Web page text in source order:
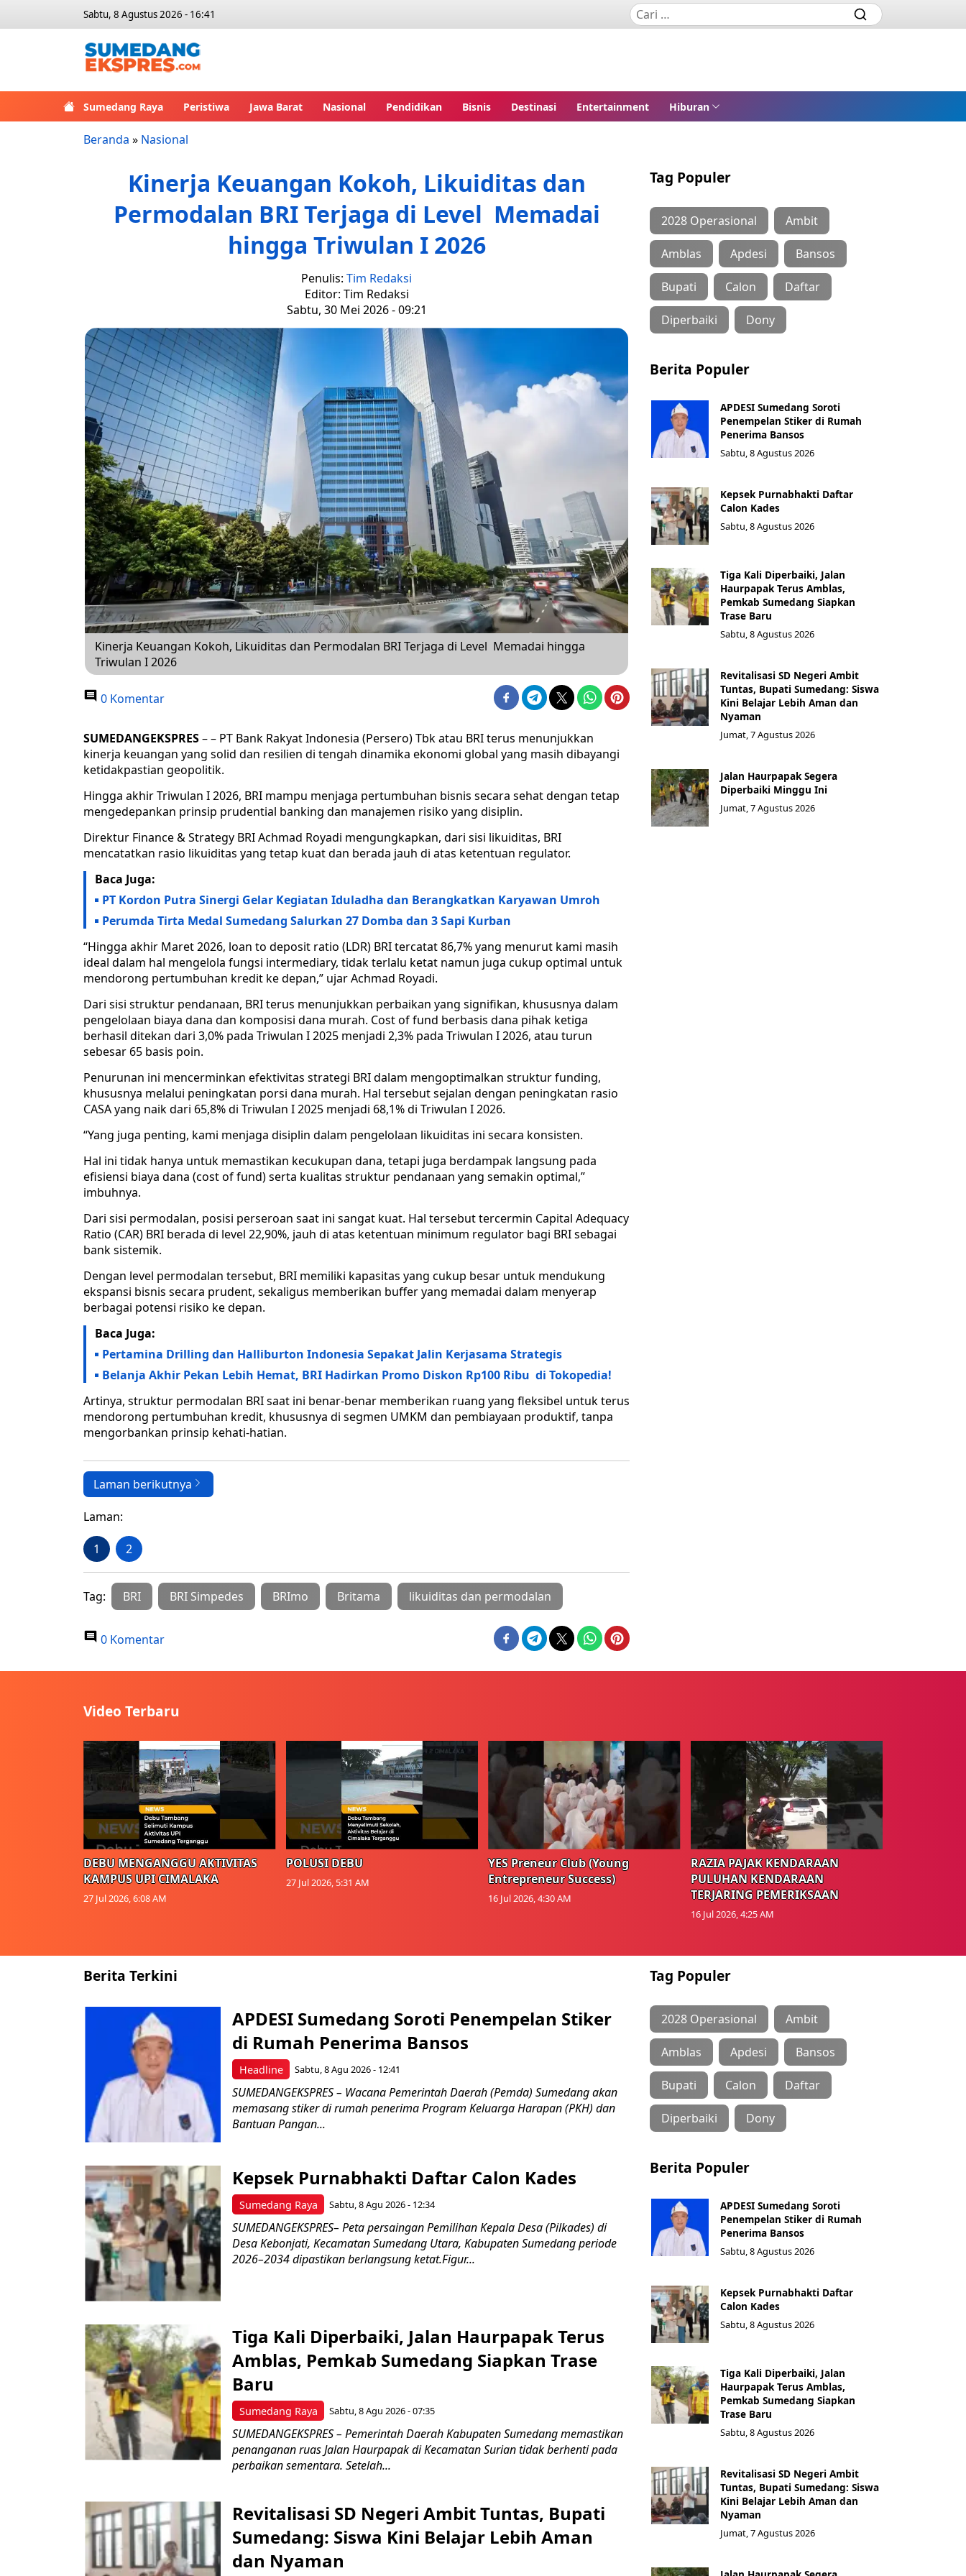
Sabtu, 8 Agustus 2026 - 16:41
Sumedang Raya Peristiwa Jawa Barat Nasional Pendidikan Bisnis Destinasi Entertainment Hiburan
Beranda » Nasional
Kinerja Keuangan Kokoh, Likuiditas dan
Permodalan BRI Terjaga di Level Memadai
hingga Triwulan I 2026
Penulis: Tim Redaksi
Editor: Tim Redaksi
Sabtu, 30 Mei 2026 - 09:21
Kinerja Keuangan Kokoh, Likuiditas dan Permodalan BRI Terjaga di Level Memadai hingga
Triwulan I 2026
0 Komentar
SUMEDANGEKSPRES– – PT Bank Rakyat Indonesia (Persero) Tbk atau BRI terus menunjukkan
kinerja keuangan yang solid dan resilien di tengah dinamika ekonomi global yang masih dibayangi
ketidakpastian geopolitik.
Hingga akhir Triwulan I 2026, BRI mampu menjaga pertumbuhan bisnis secara sehat dengan tetap
mengedepankan prinsip prudential banking dan manajemen risiko yang disiplin.
Direktur Finance & Strategy BRI Achmad Royadi mengungkapkan, dari sisi likuiditas, BRI
mencatatkan rasio likuiditas yang tetap kuat dan berada jauh di atas ketentuan regulator.
Baca Juga:
PT Kordon Putra Sinergi Gelar Kegiatan Iduladha dan Berangkatkan Karyawan Umroh
Perumda Tirta Medal Sumedang Salurkan 27 Domba dan 3 Sapi Kurban
“Hingga akhir Maret 2026, loan to deposit ratio (LDR) BRI tercatat 86,7% yang menurut kami masih
ideal dalam hal mengelola fungsi intermediary, tidak terlalu ketat namun juga cukup optimal untuk
mendorong pertumbuhan kredit ke depan,” ujar Achmad Royadi.
Dari sisi struktur pendanaan, BRI terus menunjukkan perbaikan yang signifikan, khususnya dalam
pengelolaan biaya dana dan komposisi dana murah. Cost of fund berbasis dana pihak ketiga
berhasil ditekan dari 3,0% pada Triwulan I 2025 menjadi 2,3% pada Triwulan I 2026, atau turun
sebesar 65 basis poin.
Penurunan ini mencerminkan efektivitas strategi BRI dalam mengoptimalkan struktur funding,
khususnya melalui peningkatan porsi dana murah. Hal tersebut sejalan dengan peningkatan rasio
CASA yang naik dari 65,8% di Triwulan I 2025 menjadi 68,1% di Triwulan I 2026.
“Yang juga penting, kami menjaga disiplin dalam pengelolaan likuiditas ini secara konsisten.
Hal ini tidak hanya untuk memastikan kecukupan dana, tetapi juga berdampak langsung pada
efisiensi biaya dana (cost of fund) serta kualitas struktur pendanaan yang semakin optimal,”
imbuhnya.
Dari sisi permodalan, posisi perseroan saat ini sangat kuat. Hal tersebut tercermin Capital Adequacy
Ratio (CAR) BRI berada di level 22,90%, jauh di atas ketentuan minimum regulator bagi BRI sebagai
bank sistemik.
Dengan level permodalan tersebut, BRI memiliki kapasitas yang cukup besar untuk mendukung
ekspansi bisnis secara prudent, sekaligus memberikan buffer yang memadai dalam menyerap
berbagai potensi risiko ke depan.
Baca Juga:
Pertamina Drilling dan Halliburton Indonesia Sepakat Jalin Kerjasama Strategis
Belanja Akhir Pekan Lebih Hemat, BRI Hadirkan Promo Diskon Rp100 Ribu di Tokopedia!
Artinya, struktur permodalan BRI saat ini benar-benar memberikan ruang yang fleksibel untuk terus
mendorong pertumbuhan kredit, khususnya di segmen UMKM dan pembiayaan produktif, tanpa
mengorbankan prinsip kehati-hatian.
Laman berikutnya
Laman:
1 2
Tag: BRI BRI Simpedes BRImo Britama likuiditas dan permodalan
0 Komentar
Tag Populer
2028 Operasional Ambit
Amblas Apdesi Bansos
Bupati Calon Daftar
Diperbaiki Dony
Berita Populer
APDESI Sumedang Soroti
Penempelan Stiker di Rumah
Penerima Bansos
Sabtu, 8 Agustus 2026
Kepsek Purnabhakti Daftar
Calon Kades
Sabtu, 8 Agustus 2026
Tiga Kali Diperbaiki, Jalan
Haurpapak Terus Amblas,
Pemkab Sumedang Siapkan
Trase Baru
Sabtu, 8 Agustus 2026
Revitalisasi SD Negeri Ambit
Tuntas, Bupati Sumedang: Siswa
Kini Belajar Lebih Aman dan
Nyaman
Jumat, 7 Agustus 2026
Jalan Haurpapak Segera
Diperbaiki Minggu Ini
Jumat, 7 Agustus 2026
Video Terbaru
DEBU MENGANGGU AKTIVITAS
KAMPUS UPI CIMALAKA
27 Jul 2026, 6:08 AM
POLUSI DEBU
27 Jul 2026, 5:31 AM
YES Preneur Club (Young
Entrepreneur Success)
16 Jul 2026, 4:30 AM
RAZIA PAJAK KENDARAAN
PULUHAN KENDARAAN
TERJARING PEMERIKSAAN
16 Jul 2026, 4:25 AM
Berita Terkini
Headline
APDESI Sumedang Soroti Penempelan Stiker
di Rumah Penerima Bansos
Sabtu, 8 Agu 2026 - 12:41
SUMEDANGEKSPRES – Wacana Pemerintah Daerah (Pemda) Sumedang akan
memasang stiker di rumah penerima Program Keluarga Harapan (PKH) dan
Bantuan Pangan...
Sumedang Raya
Kepsek Purnabhakti Daftar Calon Kades
Sabtu, 8 Agu 2026 - 12:34
SUMEDANGEKSPRES– Peta persaingan Pemilihan Kepala Desa (Pilkades) di
Desa Kebonjati, Kecamatan Sumedang Utara, Kabupaten Sumedang periode
2026–2034 dipastikan berlangsung ketat.Figur...
Sumedang Raya
Tiga Kali Diperbaiki, Jalan Haurpapak Terus
Amblas, Pemkab Sumedang Siapkan Trase
Baru
Sabtu, 8 Agu 2026 - 07:35
SUMEDANGEKSPRES – Pemerintah Daerah Kabupaten Sumedang memastikan
penanganan ruas Jalan Haurpapak di Kecamatan Surian tidak berhenti pada
perbaikan sementara. Setelah...
Revitalisasi SD Negeri Ambit Tuntas, Bupati
Sumedang: Siswa Kini Belajar Lebih Aman
dan Nyaman
Tag Populer
2028 Operasional Ambit
Amblas Apdesi Bansos
Bupati Calon Daftar
Diperbaiki Dony
Berita Populer
APDESI Sumedang Soroti
Penempelan Stiker di Rumah
Penerima Bansos
Sabtu, 8 Agustus 2026
Kepsek Purnabhakti Daftar
Calon Kades
Sabtu, 8 Agustus 2026
Tiga Kali Diperbaiki, Jalan
Haurpapak Terus Amblas,
Pemkab Sumedang Siapkan
Trase Baru
Sabtu, 8 Agustus 2026
Revitalisasi SD Negeri Ambit
Tuntas, Bupati Sumedang: Siswa
Kini Belajar Lebih Aman dan
Nyaman
Jumat, 7 Agustus 2026